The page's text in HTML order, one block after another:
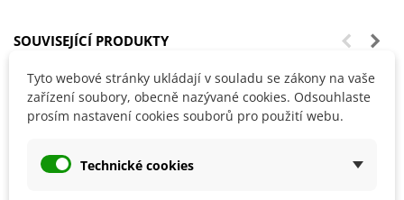
SOUVISEJÍCÍ PRODUKTY
Tyto webové stránky ukládají v souladu se zákony na vaše
zařízení soubory, obecně nazývané cookies. Odsouhlaste
prosím nastavení cookies souborů pro použití webu.
Technické cookies